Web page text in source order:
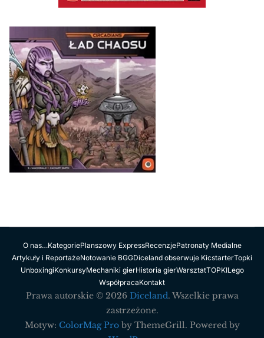
O nas…KategoriePlanszowy ExpressRecenzjePatronaty Medialne
Artykuły i ReportażeNotowanie BGGDiceland obserwuje KicstarterTopki
UnboxingiKonkursyMechaniki gierHistoria gierWarsztatTOPKILego
WspółpracaKontakt
Prawa autorskie © 2026 Diceland. Wszelkie prawa
zastrzeżone.
Motyw: ColorMag Proby ThemeGrill. Powered by